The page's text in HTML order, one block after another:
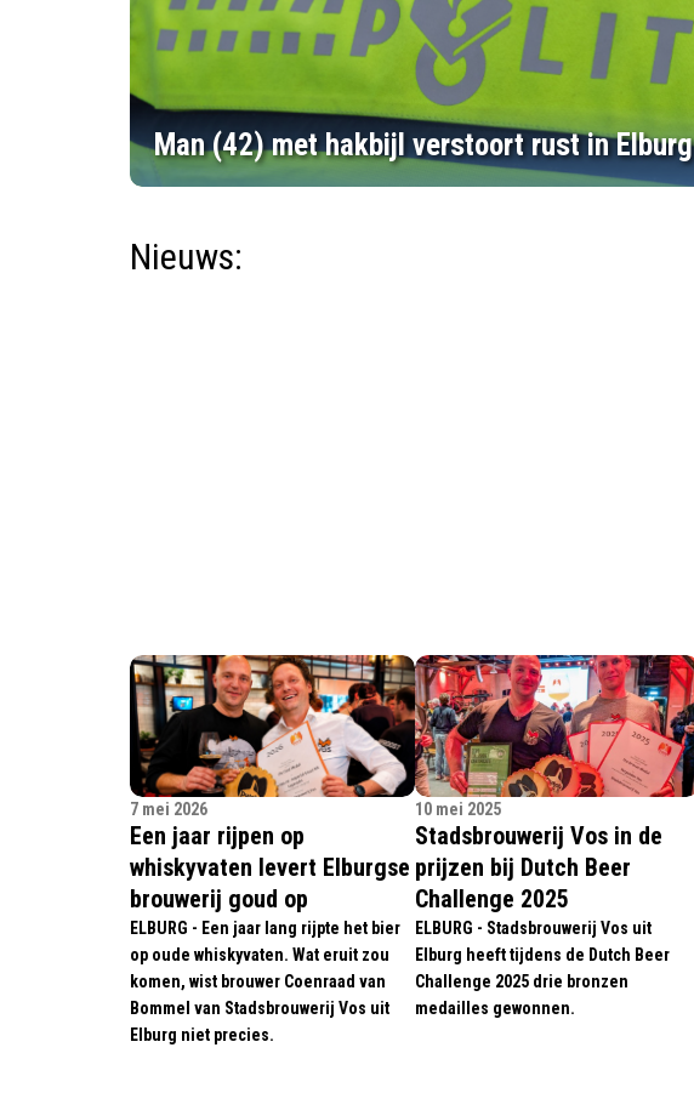
Man (42) met hakbijl verstoort rust in Elburg
Nieuws:
7 mei 2026
Een jaar rijpen op
whiskyvaten levert Elburgse
brouwerij goud op
ELBURG - Een jaar lang rijpte het bier
op oude whiskyvaten. Wat eruit zou
komen, wist brouwer Coenraad van
Bommel van Stadsbrouwerij Vos uit
Elburg niet precies.
10 mei 2025
Stadsbrouwerij Vos in de
prijzen bij Dutch Beer
Challenge 2025
ELBURG - Stadsbrouwerij Vos uit
Elburg heeft tijdens de Dutch Beer
Challenge 2025 drie bronzen
medailles gewonnen.